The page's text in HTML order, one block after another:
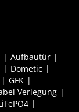
Aufbautür
Dometic
GFK
Verlegung